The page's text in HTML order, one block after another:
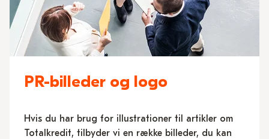
PR-billeder og logo
Hvis du har brug for illustrationer til artikler om
Totalkredit, tilbyder vi en række billeder, du kan